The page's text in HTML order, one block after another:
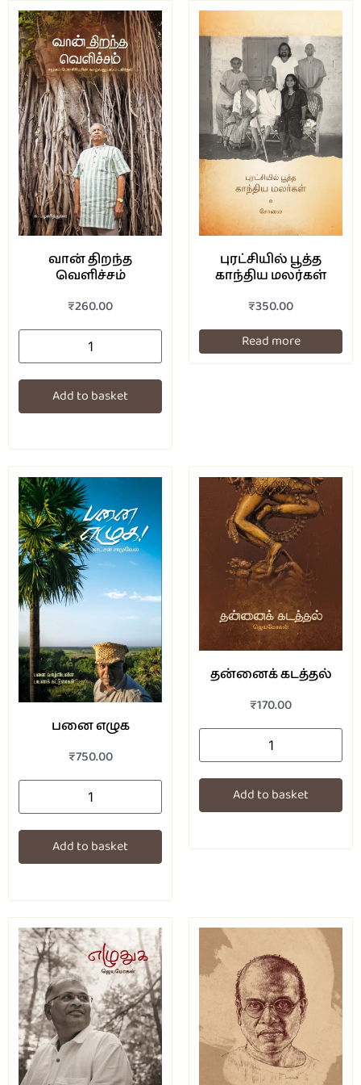
வான் திறந்த
வெளிச்சம்
₹260.00
Add to basket
புரட்சியில் பூத்த
காந்திய மலர்கள்
₹350.00
Read more
பனை எழுக
₹750.00
Add to basket
தன்னைக் கடத்தல்
₹170.00
Add to basket